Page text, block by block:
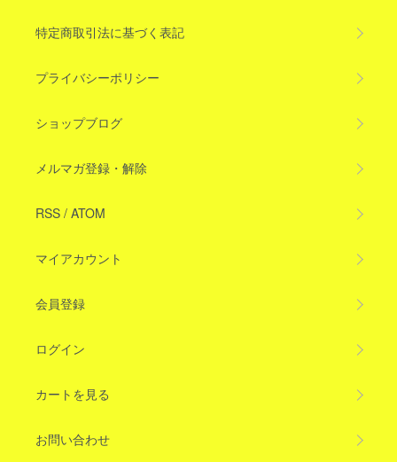
特定商取引法に基づく表記
プライバシーポリシー
ショップブログ
メルマガ登録・解除
RSS / ATOM
マイアカウント
会員登録
ログイン
カートを見る
お問い合わせ